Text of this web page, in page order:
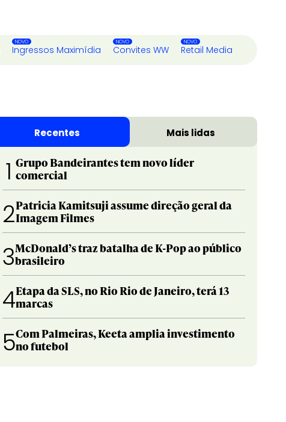
Ingressos Maximídia Convites WW Retail Media
Recentes Mais lidas
1 Grupo Bandeirantes tem novo líder
comercial
2Patricia Kamitsuji assume direção geral da
Imagem Filmes
3McDonald’s traz batalha de K-Pop ao público
brasileiro
4Etapa da SLS, no Rio Rio de Janeiro, terá 13
marcas
5Com Palmeiras, Keeta amplia investimento
no futebol